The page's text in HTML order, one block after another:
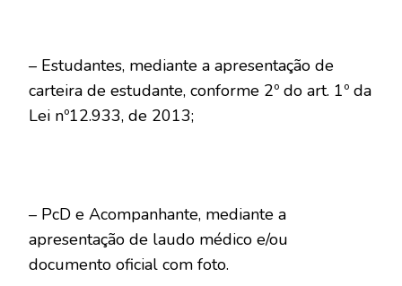
– Estudantes, mediante a apresentação de
carteira de estudante, conforme 2º do art. 1º da
Lei nº12.933, de 2013;
– PcD e Acompanhante, mediante a
apresentação de laudo médico e/ou
documento oficial com foto.